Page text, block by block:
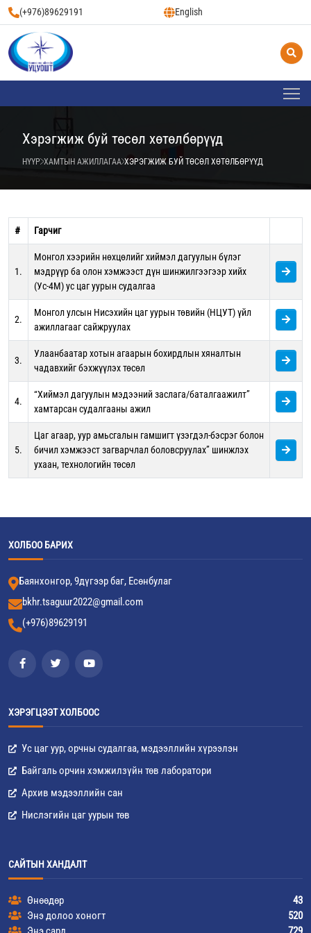
(+976)89629191 English
Хэрэгжиж буй төсөл хөтөлбөрүүд
НҮҮР ХАМТЫН АЖИЛЛАГАА ХЭРЭГЖИЖ БУЙ ТӨСӨЛ ХӨТӨЛБӨРҮҮД
# Гарчиг
1.
Монгол хээрийн нөхцөлийг хиймэл дагуулын бүлэг
мэдрүүр ба олон хэмжээст дүн шинжилгээгээр хийх
(Ус-4М) ус цаг уурын судалгаа
2.
Монгол улсын Нисэхийн цаг уурын төвийн (НЦУТ) үйл
ажиллагааг сайжруулах
3.
Улаанбаатар хотын агаарын бохирдлын хяналтын
чадавхийг бэхжүүлэх төсөл
4.
“Хиймэл дагуулын мэдээний заслага/баталгаажилт”
хамтарсан судалгааны ажил
5.
Цаг агаар, уур амьсгалын гамшигт үзэгдэл-бэсрэг болон
бичил хэмжээст загварчлал боловсруулах” шинжлэх
ухаан, технологийн төсөл
ХОЛБОО БАРИХ
Баянхонгор, 9дүгээр баг, Есөнбулаг
bkhr.tsaguur2022@gmail.com
(+976)89629191
ХЭРЭГЦЭЭТ ХОЛБООС
Ус цаг уур, орчны судалгаа, мэдээллийн хүрээлэн
Байгаль орчин хэмжилзүйн төв лаборатори
Архив мэдээллийн сан
Нислэгийн цаг уурын төв
САЙТЫН ХАНДАЛТ
Өнөөдөр
43
Энэ долоо хоногт
520